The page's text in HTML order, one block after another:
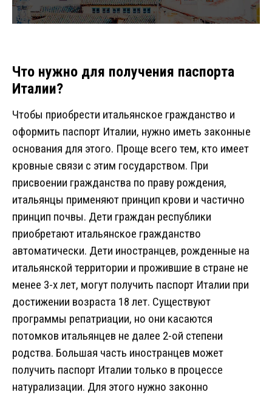
Что нужно для получения паспорта
Италии?
Чтобы приобрести итальянское гражданство и
оформить паспорт Италии, нужно иметь законные
основания для этого. Проще всего тем, кто имеет
кровные связи с этим государством. При
присвоении гражданства по праву рождения,
итальянцы применяют принцип крови и частично
принцип почвы. Дети граждан республики
приобретают итальянское гражданство
автоматически. Дети иностранцев, рожденные на
итальянской территории и прожившие в стране не
менее 3-х лет, могут получить паспорт Италии при
достижении возраста 18 лет. Существуют
программы репатриации, но они касаются
потомков итальянцев не далее 2-ой степени
родства. Большая часть иностранцев может
получить паспорт Италии только в процессе
натурализации. Для этого нужно законно